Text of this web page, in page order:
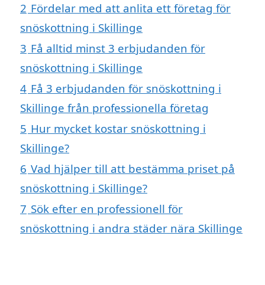
2 Fördelar med att anlita ett företag för
snöskottning i Skillinge
3 Få alltid minst 3 erbjudanden för
snöskottning i Skillinge
4 Få 3 erbjudanden för snöskottning i
Skillinge från professionella företag
5 Hur mycket kostar snöskottning i
Skillinge?
6 Vad hjälper till att bestämma priset på
snöskottning i Skillinge?
7 Sök efter en professionell för
snöskottning i andra städer nära Skillinge